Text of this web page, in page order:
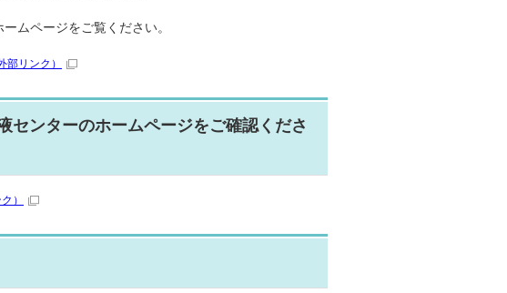
ムページをご覧ください。
部リンク）
センターのホームページをご確認くださ
）